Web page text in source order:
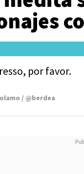
por favor.
/ @berdea